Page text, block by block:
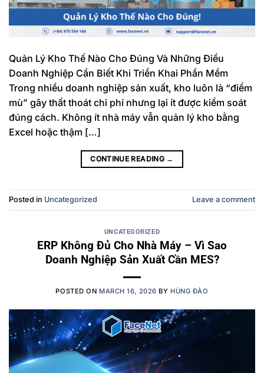
Quản Lý Kho Thế Nào Cho Đúng Và Những Điều
Doanh Nghiệp Cần Biết Khi Triển Khai Phần Mềm
Trong nhiều doanh nghiệp sản xuất, kho luôn là “điểm
mù” gây thất thoát chi phí nhưng lại ít được kiểm soát
đúng cách. Không ít nhà máy vẫn quản lý kho bằng
Excel hoặc thậm […]
CONTINUE READING →
Posted in Uncategorized Leave a comment
UNCATEGORIZED
ERP Không Đủ Cho Nhà Máy – Vì Sao
Doanh Nghiệp Sản Xuất Cần MES?
POSTED ON MARCH 16, 2026 BY HÙNG ĐÀO